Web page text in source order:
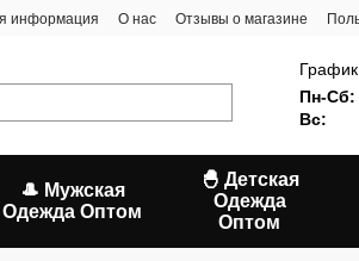
информация О нас Отзывы о магазине
Пн-Сб:
Вс:
🎩 Мужская
Одежда Оптом
🐣 Детская
Одежда
Оптом